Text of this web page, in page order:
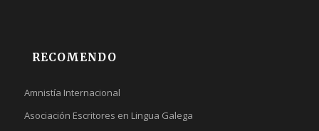
RECOMENDO
Amnistía Internacional
Asociación Escritores en Lingua Galega